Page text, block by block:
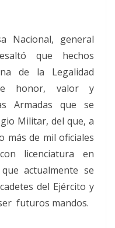
Nacional, general
que hechos
de la Legalidad
honor, valor y
Armadas que se
Militar, del que, a
más de mil oficiales
licenciatura en
actualmente se
del Ejército y
futuros mandos.